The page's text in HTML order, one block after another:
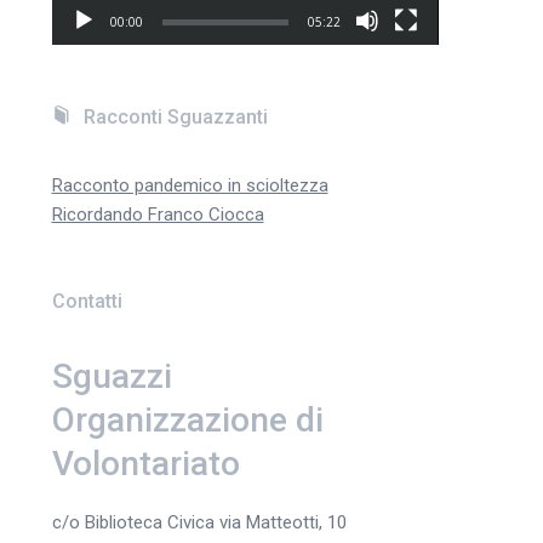
00:00 05:22
Racconti Sguazzanti
Racconto pandemico in scioltezza
Ricordando Franco Ciocca
Contatti
Sguazzi
Organizzazione di
Volontariato
c/o Biblioteca Civica via Matteotti, 10